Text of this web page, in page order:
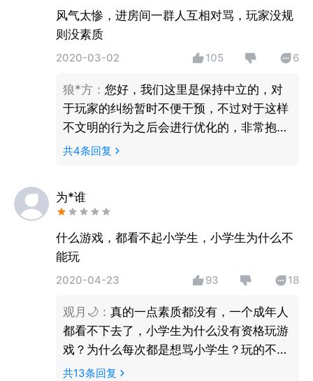
风气太惨，进房间一群人互相对骂，玩家没规
则没素质
2020-03-02 105 6
狼*方： 您好，我们这里是保持中立的，对
于玩家的纠纷暂时不便干预，不过对于这样
不文明的行为之后会进行优化的，非常抱歉
哦
共4条回复
为*谁
什么游戏，都看不起小学生，小学生为什么不
能玩
2020-04-23 93 18
观月🌙： 真的一点素质都没有，一个成年人
都看不下去了，小学生为什么没有资格玩游
戏？为什么每次都是想骂小学生？玩的不
好，就是小学生嘛，我也真是醉了
共13条回复